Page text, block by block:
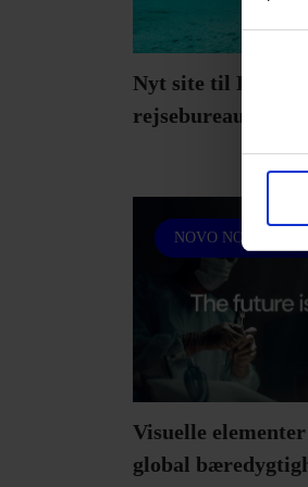
Nyt site til
rejsebureau
NOVO NORDISK
Visuelle
global